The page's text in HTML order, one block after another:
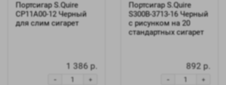
Портсигар S.Quire
CP11A00-12 Черный
для слим сигарет
1 386 р.
+
-
Портсигар S.Quire
S300B-3713-16 Черный
с рисунком на 20
стандартных сигарет
892 р.
+
-